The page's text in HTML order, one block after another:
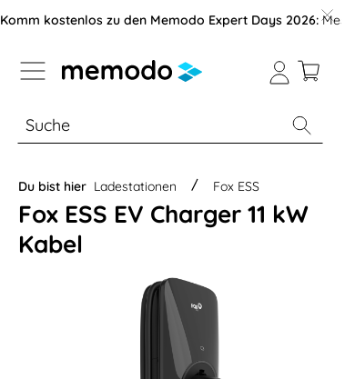
der B2B-Plattform springen
Komm kostenlos zu den Memodo Expert Days 2026:
% Sale Module Wechselrichter
Du bist hier Ladestationen Fox ESS
Fox ESS EV Charger 11 kW
Kabel